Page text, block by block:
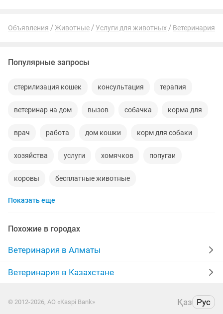
Объявления Животные Услуги для животных Ветеринария
Популярные запросы
стерилизация кошек консультация терапия
ветеринар на дом вызов собачка корма для
врач работа дом кошки корм для собаки
хозяйства услуги хомячков попугаи
коровы бесплатные животные
ветеринарная аптека
кожен аптека антитела бешенство
животные собаки мясо
Показать еще
Похожие в городах
Ветеринария в Алматы
Ветеринария в Казахстане
© 2012-2026, АО «Kaspi Bank» Қаз Рус